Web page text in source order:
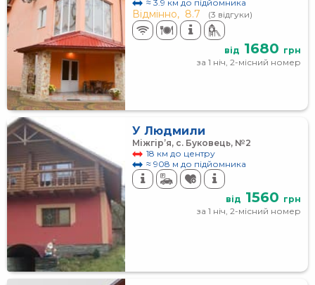
≈ 3.9 км до підйомника
Відмінно, 8.7 (3 відгуки)
від 1680 грн
за 1 ніч, 2-місний номер
У Людмили
Міжгір’я, с. Буковець, №2
18 км до центру
≈ 908 м до підйомника
від 1560 грн
за 1 ніч, 2-місний номер